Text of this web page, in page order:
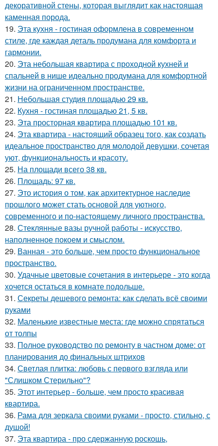
декоративной стены, которая выглядит как настоящая
каменная порода.
19. Эта кухня - гостиная оформлена в современном
стиле, где каждая деталь продумана для комфорта и
гармонии.
20. Эта небольшая квартира с проходной кухней и
спальней в нише идеально продумана для комфортной
жизни на ограниченном пространстве.
21. Небольшая студия площадью 29 кв.
22. Кухня - гостиная площадью 21, 5 кв.
23. Эта просторная квартира площадью 101 кв.
24. Эта квартира - настоящий образец того, как создать
идеальное пространство для молодой девушки, сочетая
уют, функциональность и красоту.
25. На площади всего 38 кв.
26. Площадь: 97 кв.
27. Это история о том, как архитектурное наследие
прошлого может стать основой для уютного,
современного и по-настоящему личного пространства.
28. Стеклянные вазы ручной работы - искусство,
наполненное покоем и смыслом.
29. Ванная - это больше, чем просто функциональное
пространство.
30. Удачные цветовые сочетания в интерьере - это когда
хочется остаться в комнате подольше.
31. Секреты дешевого ремонта: как сделать всё своими
руками
32. Маленькие известные места: где можно спрятаться
от толпы
33. Полное руководство по ремонту в частном доме: от
планирования до финальных штрихов
34. Светлая плитка: любовь с первого взгляда или
"Слишком Стерильно"?
35. Этот интерьер - больше, чем просто красивая
квартира.
36. Рама для зеркала своими руками - просто, стильно, с
душой!
37. Эта квартира - про сдержанную роскошь,